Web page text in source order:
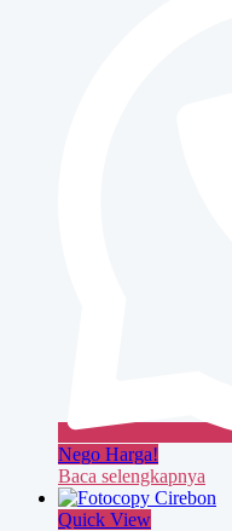
Nego Harga!
Baca selengkapnya
Quick View